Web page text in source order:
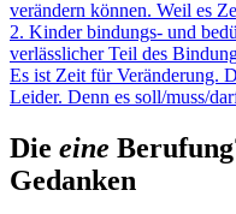
verändern können. Weil es
2. Kinder bindungs- und
verlässlicher Teil des
Es ist Zeit für Veränderung.
Leider. Denn es soll/muss/
Die eine
Gedanken